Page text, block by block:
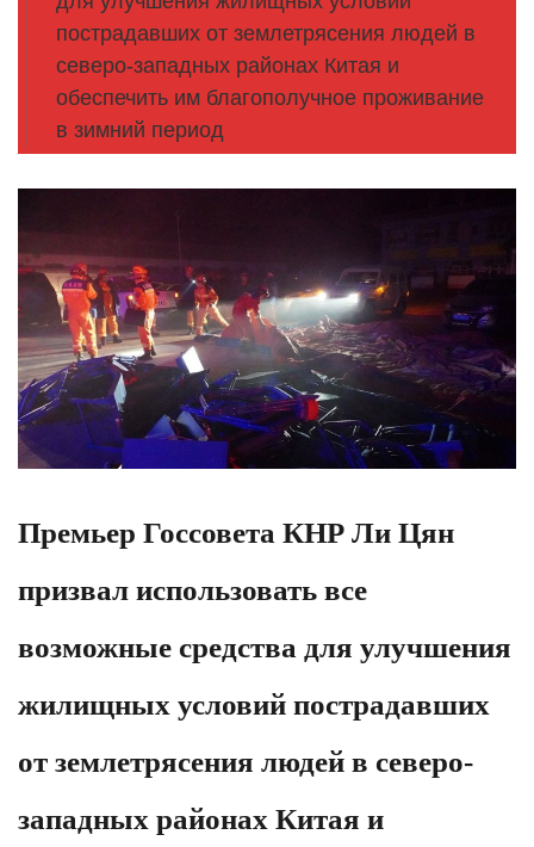
пострадавших от землетрясения людей в
северо-западных районах Китая и
обеспечить им благополучное проживание
в зимний период
Премьер Госсовета КНР Ли Цян
призвал использовать все
возможные средства для улучшения
жилищных условий пострадавших
от землетрясения людей в северо-
западных районах Китая и